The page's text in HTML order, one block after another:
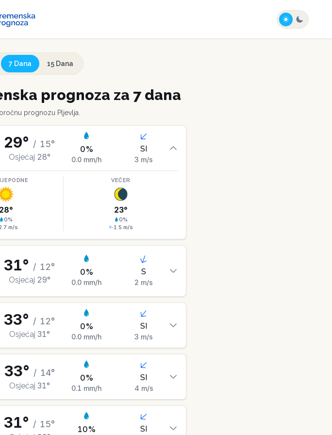
7 Dana 15 Dana
prognoza za 7 dana
prognozu Pljevlja
29° / 15°
Osjećaj 28°
0%
0.0mm/h
SI
3 m/s
28°
0%
m/s
VEČER
23°
0%
1.5 m/s
31° / 12°
Osjećaj 29°
0%
0.0mm/h
S
2 m/s
33° / 12°
Osjećaj 31°
0%
0.0mm/h
SI
3 m/s
33° / 14°
Osjećaj 31°
0%
0.1 mm/h
SI
4 m/s
31° / 15°
10% SI